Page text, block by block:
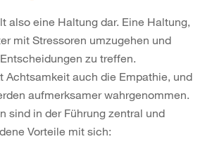
also eine Haltung dar. Eine Haltung,
mit Stressoren umzugehen und
zu treffen.
Achtsamkeit auch die Empathie, und
aufmerksamer wahrgenommen.
sind in der Führung zentral und
Vorteile mit sich: